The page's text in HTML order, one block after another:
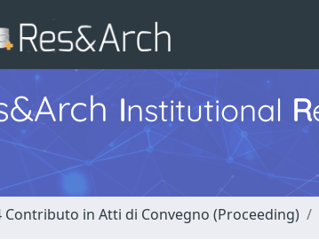
Institutional R
Contributo in Atti di Convegno (Proceeding)